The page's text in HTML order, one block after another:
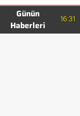
Günün
Haberleri
ABD TÜFE
16:31